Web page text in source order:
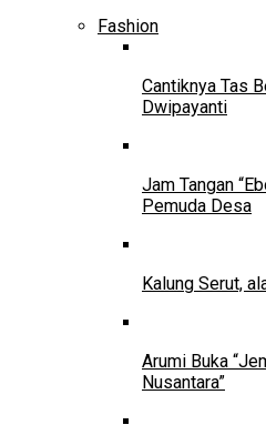
Fashion
Cantiknya Tas
Dwipayanti
Jam Tangan
Pemuda Desa
Kalung Serut,
Arumi Buka
Nusantara”